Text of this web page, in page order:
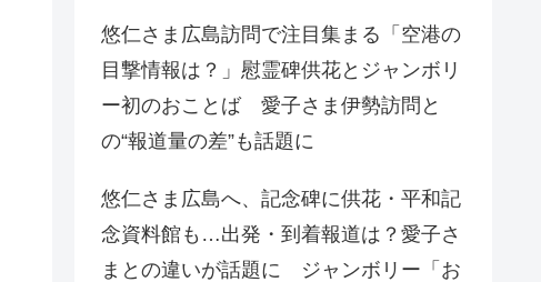
悠仁さま広島訪問で注目集まる「空港の
目撃情報は？」慰霊碑供花とジャンボリ
ー初のおことば 愛子さま伊勢訪問と
の“報道量の差”も話題に
悠仁さま広島へ、記念碑に供花・平和記
念資料館も…出発・到着報道は？愛子さ
まとの違いが話題に ジャンボリー「お